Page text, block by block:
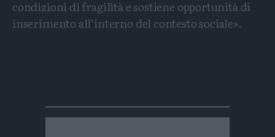
condizioni di fragilità e sostiene opportunità di
inserimento all’interno del contesto sociale».